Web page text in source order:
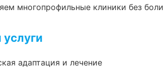
многопрофильные клиники без
адаптация и лечение